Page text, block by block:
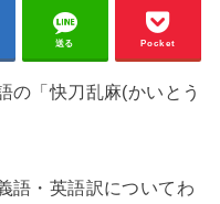
送る Pocket
の「快刀乱麻(かいとう
語・英語訳についてわ